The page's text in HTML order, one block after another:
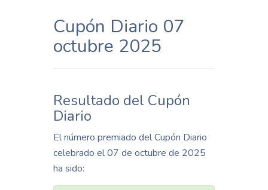
Cupón Diario 07
octubre 2025
Resultado del Cupón
Diario
El número premiado del Cupón Diario
celebrado el 07 de octubre de 2025
ha sido: